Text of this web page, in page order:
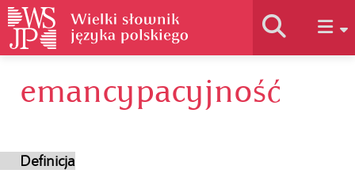
Historia słownika
emancypacyjność
Definicja